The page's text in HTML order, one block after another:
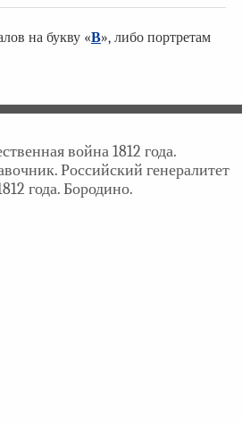
на букву «В», либо портретам
война 1812 года.
Российский генералитет
года. Бородино.